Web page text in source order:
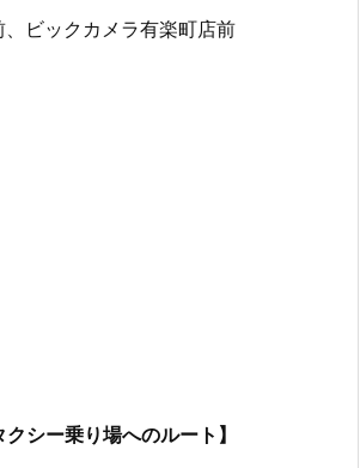
、ビックカメラ有楽町店前
クシー乗り場へのルート】